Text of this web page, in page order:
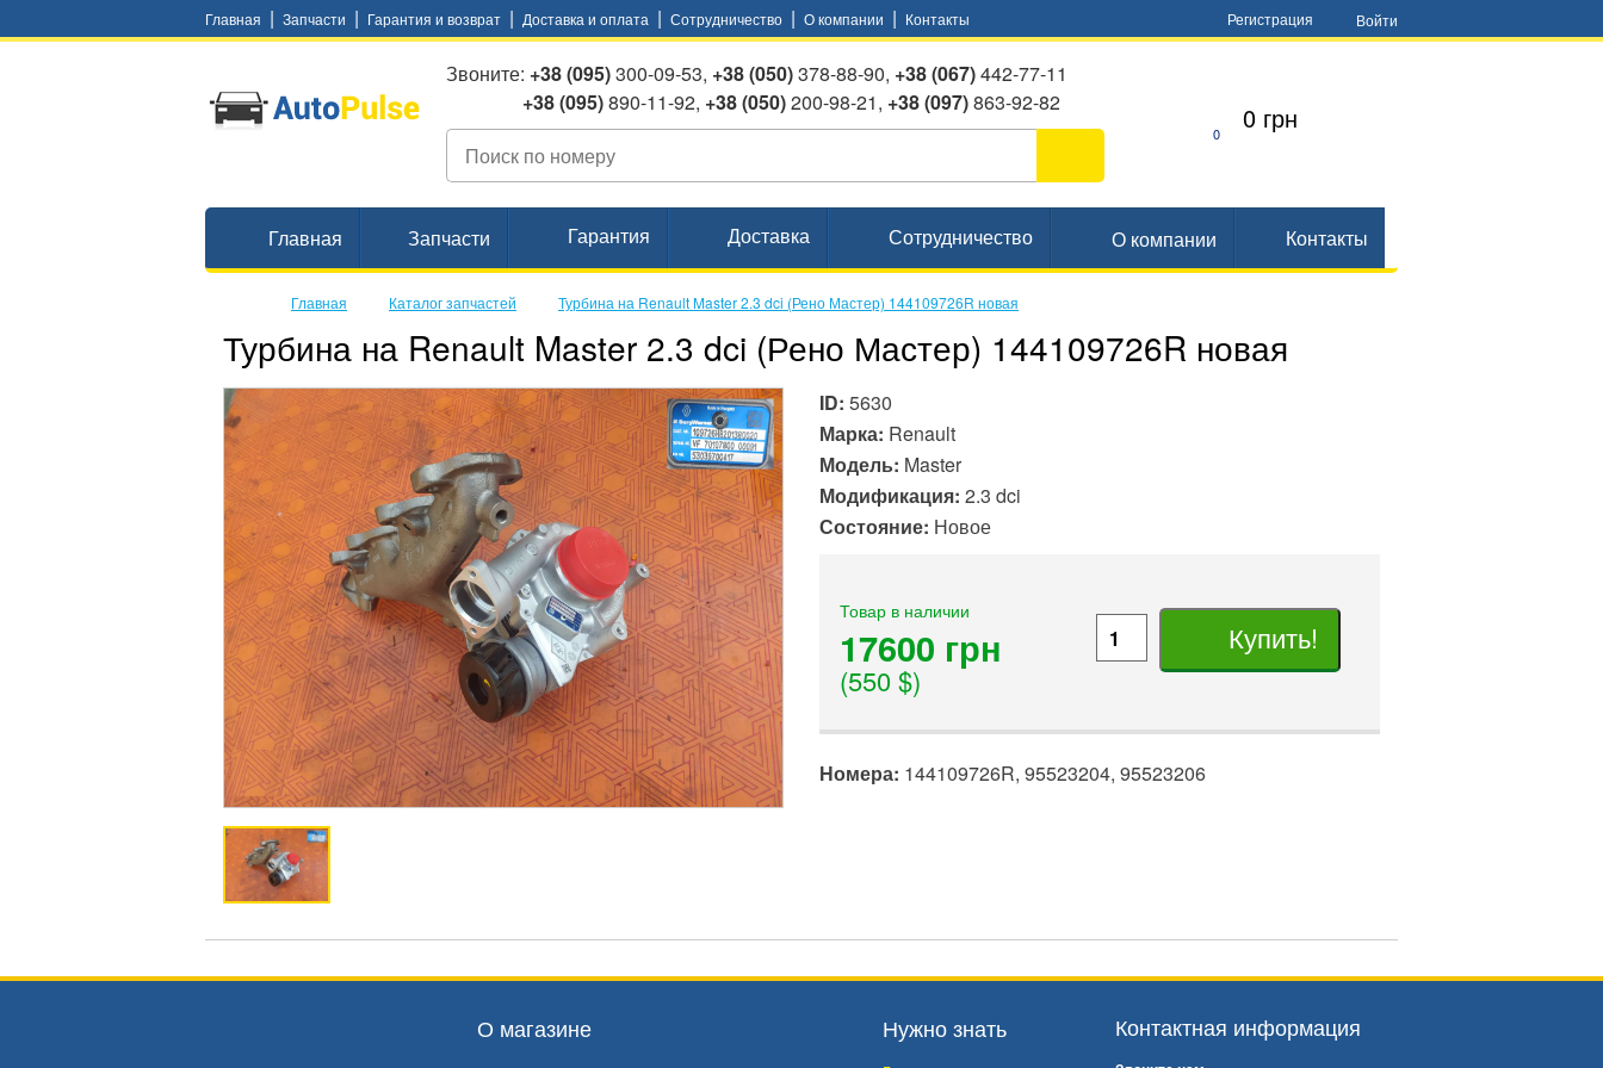
Главная | Запчасти | Гарантия и возврат | Доставка и оплата | Сотрудничество | О компании | Контакты Войти
Регистрация
Звоните: +38 (095)300-09-53, +38 (050)378-88-90, +38 (067)442-77-11
+38 (095)890-11-92, +38 (050)200-98-21, +38 (097)863-92-82
0 0 грн
Главная Запчасти Гарантия Доставка Сотрудничество О компании Контакты
Главная Каталог запчастей Турбина на Renault Master 2.3 dci (Рено Мастер) 144109726R новая
Турбина на Renault Master 2.3 dci (Рено Мастер) 144109726R новая
ID: 5630
Марка: Renault
Модель: Master
Модификация: 2.3 dci
Состояние: Новое
Товар в наличии
17600 грн
(550 $)
Купить!
Номера: 144109726R, 95523204, 95523206
О магазине Нужно знать Контактная информация